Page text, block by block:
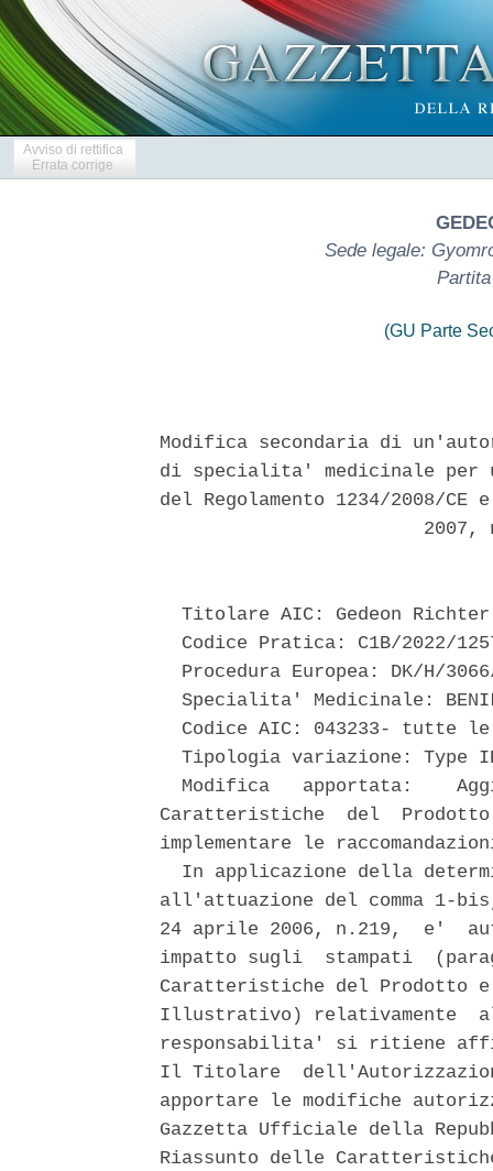
Avviso di rettifica
Errata corrige
Sede legale:
(GU Parte
Modifica secondaria di
di specialita' medicinale per
del Regolamento 1234/2008/
Titolare AIC: Gedeon
Codice Pratica: C1B/2022/
Procedura Europea: DK/H/
Specialita' Medicinale:
Codice AIC: 043233- tutte
Tipologia variazione: Type
Modifica   apportata:
Caratteristiche  del
implementare le
In applicazione della
all'attuazione del comma 1-
24 aprile 2006, n.219,  e'
impatto sugli  stampati
Caratteristiche del Prodotto
Illustrativo) relativamente
responsabilita' si ritiene
Il Titolare
apportare le modifiche
Gazzetta Ufficiale della
Riassunto delle